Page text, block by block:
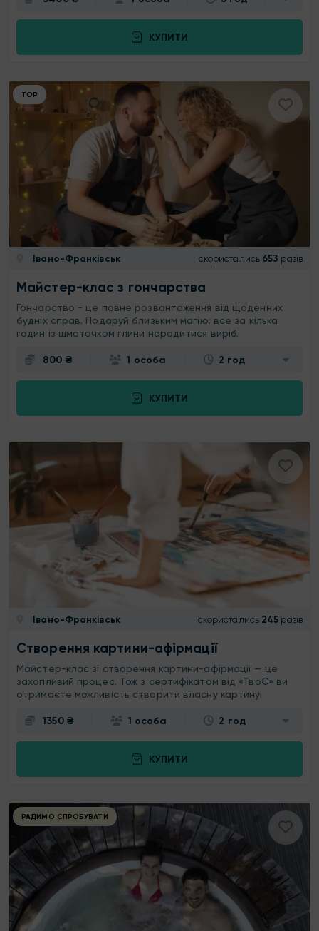
КУПИТИ
ТОР
Івано-Франківськ скористались 653 разів
Майстер-клас з гончарства
Гончарство - це повне розвантаження від щоденних
будніх справ. Подаруй близьким магію: все за кілька
годин із шматочком глини народитися виріб.
800 ₴ 1 особа 2 год
КУПИТИ
Івано-Франківськ скористались 245 разів
Створення картини-афірмації
Майстер-клас зі створення картини-афірмації — це
захопливий процес. Тож з сертифікатом від «ТвоЄ» ви
отримаєте можливість створити власну картину!
1350 ₴ 1 особа 2 год
КУПИТИ
РАДИМО СПРОБУВАТИ